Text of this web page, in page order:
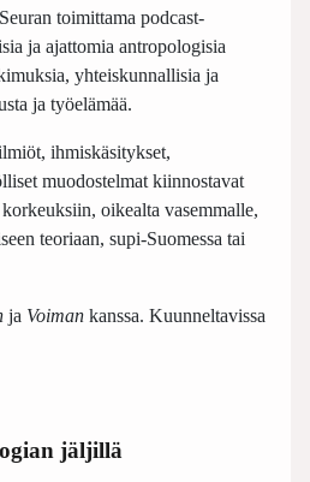
toimittama podcast-
ja ajattomia antropologisia
yhteiskunnallisia ja
ja työelämää.
ihmiskäsitykset,
muodostelmat kiinnostavat
oikealta vasemmalle,
teoriaan, supi-Suomessa tai
ja Voiman kanssa. Kuunneltavissa
jäljillä